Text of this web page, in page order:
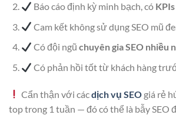
Báo cáo định kỳ minh bạch, có
Cam kết không sử dụng SEO mũ
Có đội ngũchuyên gia SEO nhiều
Có phản hồi tốt từ khách hàng
Cẩn thận với cácdịch vụ SEO giá rẻ
top trong 1 tuần — đó có thể là bẫy SEO